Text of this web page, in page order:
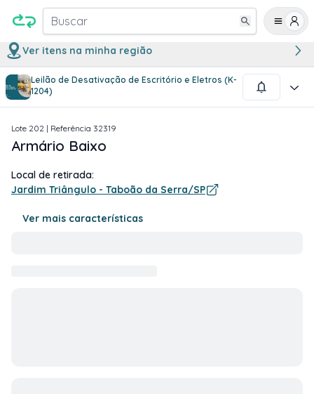
Buscar
Ver itens na minha região
Leilão de Desativação de Escritório e Eletros (K-
1204)
1/1
Lote 202 | Referência 32319
Armário Baixo
Local de retirada:
Jardim Triângulo - Taboão da Serra/SP
Ver mais características